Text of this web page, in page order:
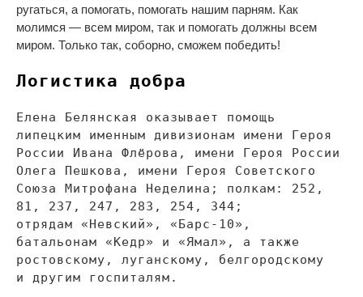
ругаться, а помогать, помогать нашим парням. Как
молимся — всем миром, так и помогать должны всем
миром. Только так, соборно, сможем победить!
Логистика добра
Елена Белянская оказывает помощь
липецким именным дивизионам имени Героя
России Ивана Флёрова, имени Героя России
Олега Пешкова, имени Героя Советского
Союза Митрофана Неделина; полкам: 252,
81, 237, 247, 283, 254, 344;
отрядам « Невский» , « Барс-10» ,
батальонам « Кедр» и «Ямал» , а
также
ростовскому, луганскому, белгородскому
и
другим госпиталям.